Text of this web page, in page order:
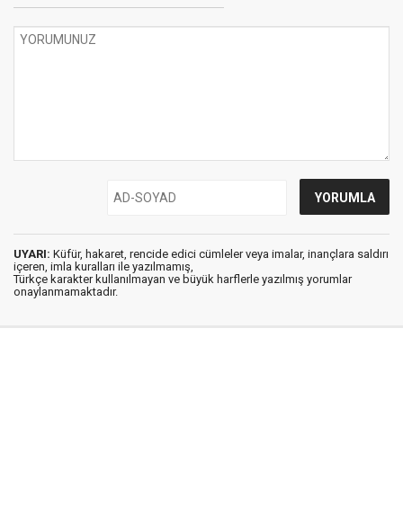
UYARI: Küfür, hakaret, rencide edici cümleler veya imalar, inançlara saldırı
içeren, imla kuralları ile yazılmamış,
Türkçe karakter kullanılmayan ve büyük harflerle yazılmış yorumlar
onaylanmamaktadır.